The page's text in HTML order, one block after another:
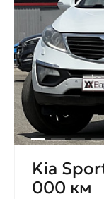
Kia
000 км